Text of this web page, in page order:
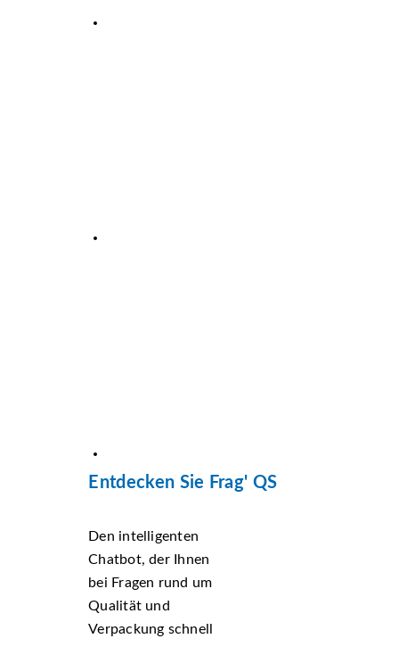
Entdecken Sie Frag' QS
Den intelligenten
Chatbot, der Ihnen
bei Fragen rund um
Qualität und
Verpackung schnell